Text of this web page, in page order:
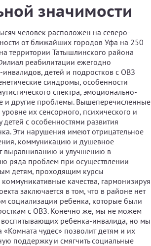
значимости
человек расположен на северо-
от ближайших городов Уфа на 250
территории Татышлинского района
реабилитации ежегодно
детей и подростков с ОВЗ
синдромы, особенности
спектра, эмоционально-
и другие проблемы. Вышеперечисленные
их сенсорного, психического и
с особенностями развития
Эти нарушения имеют отрицательное
коммуникацию и душевное
выравниванию и улучшению в
ряда проблем при осуществлении
детям, проходящим курсы
качества, гармонизируя
заключается в том, что в районе нет
социализации ребенка, которые были
с ОВЗ. Конечно же, мы не можем
воспитывающих ребенка-инвалида, но мы
чудес» позволит детям и их
поддержку и смягчить социальные